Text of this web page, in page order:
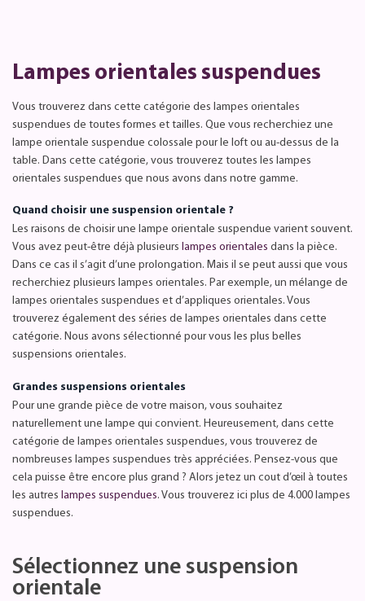
Lampes orientales suspendues
Vous trouverez dans cette catégorie des lampes orientales
suspendues de toutes formes et tailles. Que vous recherchiez une
lampe orientale suspendue colossale pour le loft ou au-dessus de la
table. Dans cette catégorie, vous trouverez toutes les lampes
orientales suspendues que nous avons dans notre gamme.
Quand choisir une suspension orientale ?
Les raisons de choisir une lampe orientale suspendue varient souvent.
Vous avez peut-être déjà plusieurs lampes orientales dans la pièce.
Dans ce cas il s’agit d’une prolongation. Mais il se peut aussi que vous
recherchiez plusieurs lampes orientales. Par exemple, un mélange de
lampes orientales suspendues et d’appliques orientales. Vous
trouverez également des séries de lampes orientales dans cette
catégorie. Nous avons sélectionné pour vous les plus belles
suspensions orientales.
Grandes suspensions orientales
Pour une grande pièce de votre maison, vous souhaitez
naturellement une lampe qui convient. Heureusement, dans cette
catégorie de lampes orientales suspendues, vous trouverez de
nombreuses lampes suspendues très appréciées. Pensez-vous que
cela puisse être encore plus grand ? Alors jetez un cout d’œil à toutes
les autres lampes suspendues. Vous trouverez ici plus de 4.000 lampes
suspendues.
Sélectionnez une suspension
orientale